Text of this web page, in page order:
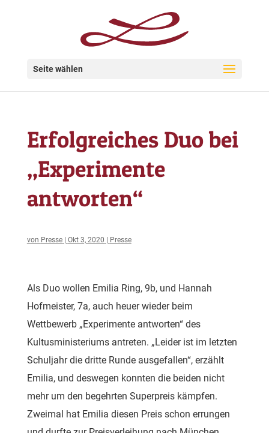
Seite wählen
Erfolgreiches Duo bei
„Experimente
antworten“
von Presse| Okt 3, 2020 Presse
Als Duo wollen Emilia Ring, 9b, und Hannah
Hofmeister, 7a, auch heuer wieder beim
Wettbewerb „Experimente antworten“ des
Kultusministeriums antreten. „Leider ist im letzten
Schuljahr die dritte Runde ausgefallen“, erzählt
Emilia, und deswegen konnten die beiden nicht
mehr um den begehrten Superpreis kämpfen.
Zweimal hat Emilia diesen Preis schon errungen